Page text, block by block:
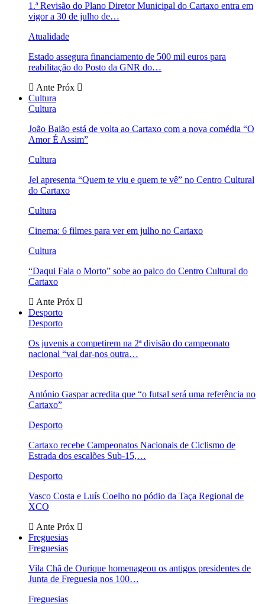
1.ª Revisão do Plano Diretor Municipal do Cartaxo entra em
vigor a 30 de julho de…
Atualidade
Estado assegura financiamento de 500 mil euros para
reabilitação do Posto da GNR do…
Ante Próx
Cultura
Cultura
João Baião está de volta ao Cartaxo com a nova comédia “O
Amor É Assim”
Cultura
Jel apresenta “Quem te viu e quem te vê” no Centro Cultural
do Cartaxo
Cultura
Cinema: 6 filmes para ver em julho no Cartaxo
Cultura
“Daqui Fala o Morto” sobe ao palco do Centro Cultural do
Cartaxo
Ante Próx
Desporto
Desporto
Os juvenis a competirem na 2ª divisão do campeonato
nacional “vai dar-nos outra…
Desporto
António Gaspar acredita que “o futsal será uma referência no
Cartaxo”
Desporto
Cartaxo recebe Campeonatos Nacionais de Ciclismo de
Estrada dos escalões Sub-15,…
Desporto
Vasco Costa e Luís Coelho no pódio da Taça Regional de
XCO
Ante Próx
Freguesias
Freguesias
Vila Chã de Ourique homenageou os antigos presidentes de
Junta de Freguesia nos 100…
Freguesias